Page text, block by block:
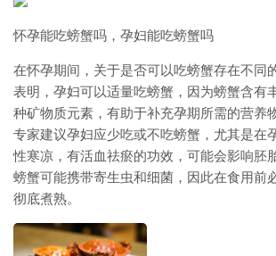
怀孕能吃螃蟹吗，孕妇能吃螃蟹吗
在怀孕期间，关于是否可以吃螃蟹存在不同
表明，孕妇可以适量吃螃蟹，因为螃蟹含有
种矿物质元素，有助于补充孕期所需的营养
专家建议孕妇应少吃或不吃螃蟹，尤其是在
性寒凉，有活血祛瘀的功效，可能会影响胚
螃蟹可能携带寄生虫和细菌，因此在食用前
彻底煮熟。